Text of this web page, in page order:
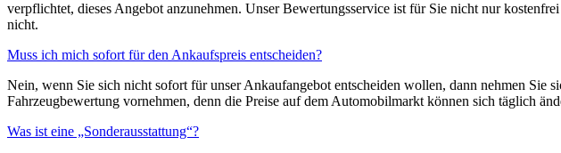
verpflichtet, dieses Angebot anzunehmen. Unser Bewertungsservice ist für Sie nicht nur
nicht.
Muss ich mich sofort für den Ankaufspreis entscheiden?
Nein, wenn Sie sich nicht sofort für unser Ankaufangebot entscheiden wollen, dann nehmen
Fahrzeugbewertung vornehmen, denn die Preise auf dem Automobilmarkt können sich täglich
Was ist eine „Sonderausstattung“?